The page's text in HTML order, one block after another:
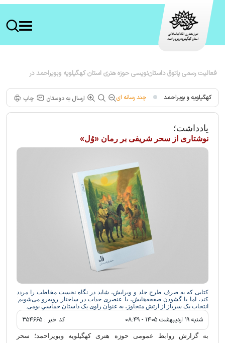
کهگیلویه و بویراحمد چند رسانه ای ارسال به دوستان چاپ
یادداشت؛
نوشتاری از سحر شریفی بر رمان «وُل»
کتابی که به صرف طرح جلد و ویرایش، شاید در نگاه نخست مخاطب را مردد
کند، اما با گشودن صفحه‌هایش، با عنصری جذاب در ساختار روبه‌رو می‌شویم:
انتخاب یک سرباز از ارتش متجاوز، به عنوان راوی یک داستان حماسیِ بومی.
شنبه ۱۹ ارديبهشت ۱۴۰۵ - ۰۸:۴۹ کد خبر :
به گزارش روابط عمومی حوزه هنری کهگیلویه وبویراحمد؛ سحر